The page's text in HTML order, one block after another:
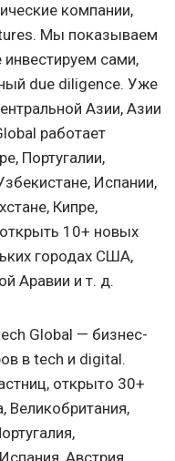
компании,
Мы показываем
сами,
due diligence. Уже
Азии, Азии
работает
Португалии,
Испании,
Кипре,
10+ новых
городах США,
Аравии и т. д.
Global — бизнес-
в tech и digital.
открыто 30+
Великобритания,